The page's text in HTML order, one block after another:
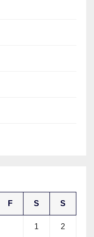
F S S
1 2